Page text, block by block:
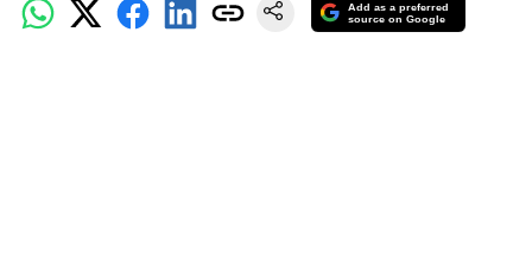
Add as a preferred
source on Google